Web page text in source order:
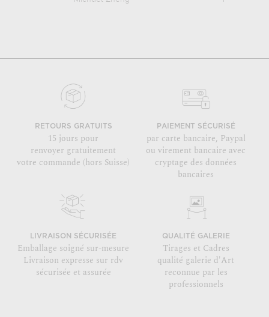
RETOURS GRATUITS
15 jours pour
renvoyer gratuitement
votre commande (hors Suisse)
PAIEMENT SÉCURISÉ
par carte bancaire, Paypal
ou virement bancaire avec
cryptage des données
bancaires
LIVRAISON SÉCURISÉE
Emballage soigné sur-mesure
Livraison expresse sur rdv
sécurisée et assurée
QUALITÉ GALERIE
Tirages et Cadres
qualité galerie d'Art
reconnue par les
professionnels